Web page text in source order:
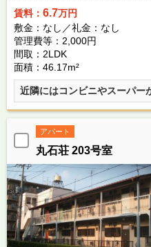
賃料： 6.7万円
敷金：なし／礼金：なし
管理費等：2,000円
間取：2LDK
面積：46.17m²
近隣にはコンビニやスーパー
アパート
丸石荘 203号室